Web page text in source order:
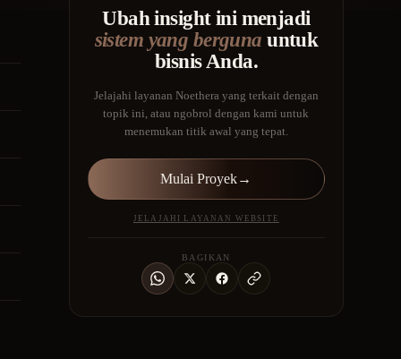
Ubah insight ini menjadi
sistem yang berguna untuk
bisnis Anda.
Jelajahi layanan Noethera yang terkait dengan
topik ini, atau ngobrol dengan kami untuk
menemukan titik awal yang tepat.
Mulai Proyek→
JELAJAHI LAYANAN WEBSITE
BAGIKAN